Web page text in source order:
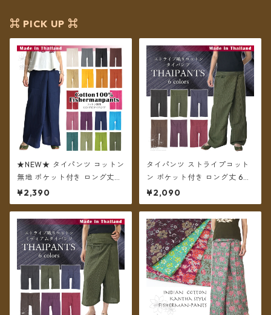
⌘ PICK UP ⌘
★NEW★ タイパンツ コットン
無地 ポケット付き ロング丈
【メール便送料無料】
¥2,390
タイパンツ ストライプコット
ン ポケット付き ロング丈 6カ
ラー【メール便送料無料】
¥2,090